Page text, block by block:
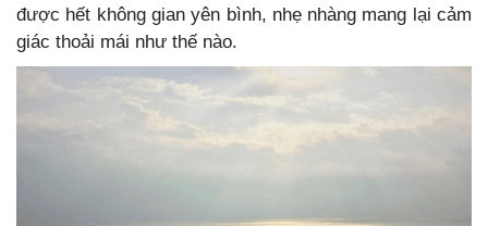
được hết không gian yên bình, nhẹ nhàng mang lại cảm
giác thoải mái như thế nào.